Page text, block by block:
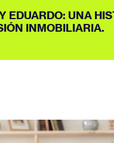
EDUARDO: UNA
INMOBILIARIA.